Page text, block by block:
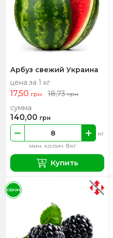
Арбуз свежий Украина
цена за 1 кг
17,50 грн 18,73грн
мин. колич. 8кг
кг
сумма
140,00 грн
Купить
СЕЗОН